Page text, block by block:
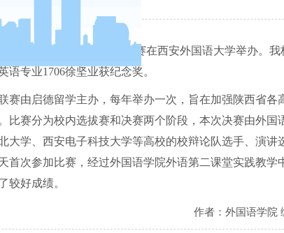
二十所高校联盟英语演讲比赛在西安外国语大学举办。
语专业1706徐坚业获纪念奖。
赛由启德留学主办，每年举办一次，旨在加强陕西省各
比赛分为校内选拔赛和决赛两个阶段，本次决赛由外国
大学、西安电子科技大学等高校的校辩论队选手、演讲
首次参加比赛，经过外国语学院外语第二课堂实践教学
较好成绩。
作者：外国语学